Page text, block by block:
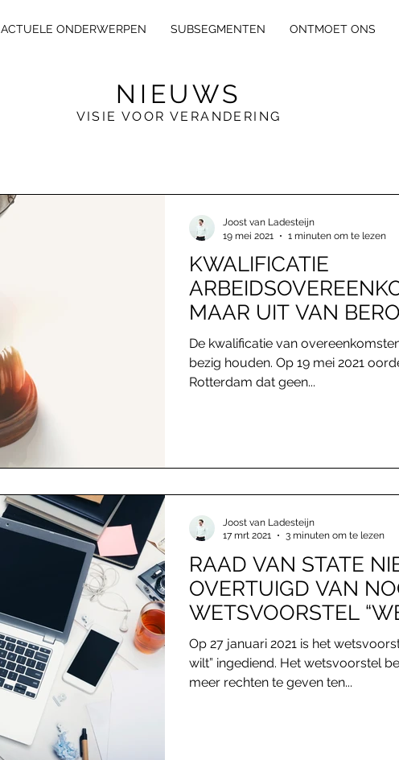
L
ACTUELE ONDERWERPEN SUBSEGMENTEN ONTMOET ONS
NIEUWS
VISIE VOOR VERANDERING
KWALIFICATIE
MAAR UIT VAN
De kwalificatie van
bezig houden. Op 19 mei 2021
Rotterdam dat geen...
Joost van Ladesteijn
19 mei 2021
1 minuten om te lezen
RAAD VAN STATE
OVERTUIGD VAN
WETSVOORSTEL
JE WILT”
Op 27 januari 2021 is het
wilt” ingediend. Het wetsvoorstel
meer rechten te geven ten...
Joost van Ladesteijn
17 mrt 2021
3 minuten om te lezen